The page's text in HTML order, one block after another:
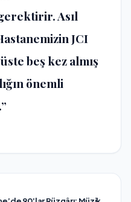
Asıl
JCI
beş kez almış
önemli